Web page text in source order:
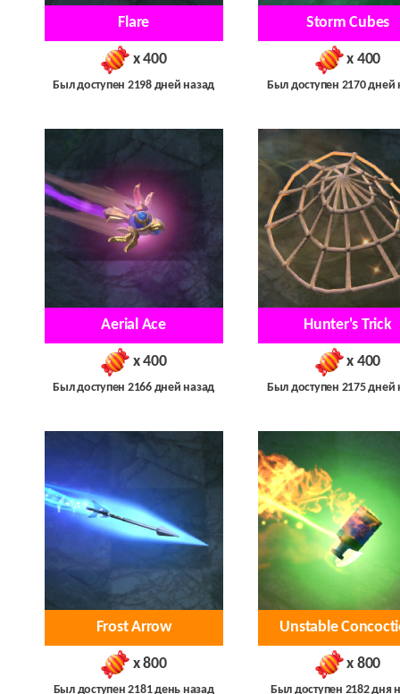
Flare
x 400
Был доступен 2198 дней назад
Storm Cubes
x 400
Был доступен 2170 дней
Aerial Ace
x 400
Был доступен 2166 дней назад
Hunter's Trick
x 400
Был доступен 2175 дней
Frost Arrow
x 800
Был доступен 2181 день назад
Unstable
x 800
Был доступен 2182 дня